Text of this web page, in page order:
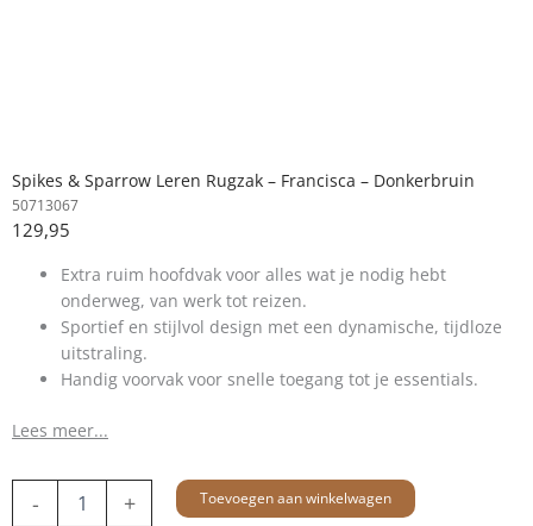
Spikes & Sparrow Leren Rugzak – Francisca – Donkerbruin
50713067
129,95
Extra ruim hoofdvak voor alles wat je nodig hebt
onderweg, van werk tot reizen.
Sportief en stijlvol design met een dynamische, tijdloze
uitstraling.
Handig voorvak voor snelle toegang tot je essentials.
Lees meer...
-
Rugzak
+ Toevoegen aan winkelwagen